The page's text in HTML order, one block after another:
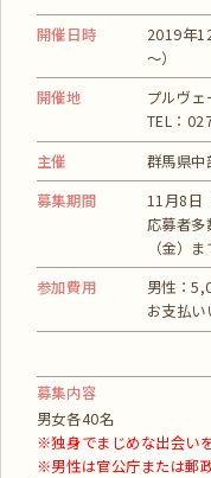
開催日時
2019年
～）
開催地
プルヴェ
TEL：
主催
群馬県中
募集期間
11月8日
応募者
（金）
参加費用
男性：
お支払い
募集内容
男女各40名
※独身でまじめな出会い
※男性は官公庁または郵